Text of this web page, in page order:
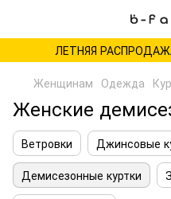
ЛЕТНЯЯ
Женщинам Одежда
Женские
Ветровки Джинсовые
Демисезонные куртки